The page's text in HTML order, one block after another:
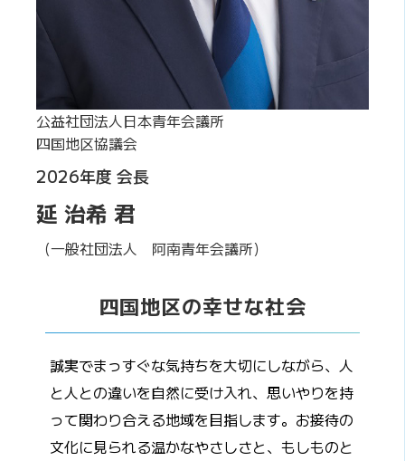
公益社団法人日本青年会議所
四国地区協議会
2026年度 会長
延 治希 君
（一般社団法人 阿南青年会議所）
四国地区の幸せな社会
誠実でまっすぐな気持ちを大切にしながら、人
と人との違いを自然に受け入れ、思いやりを持
って関わり合える地域を目指します。お接待の
文化に見られる温かなやさしさと、もしものと